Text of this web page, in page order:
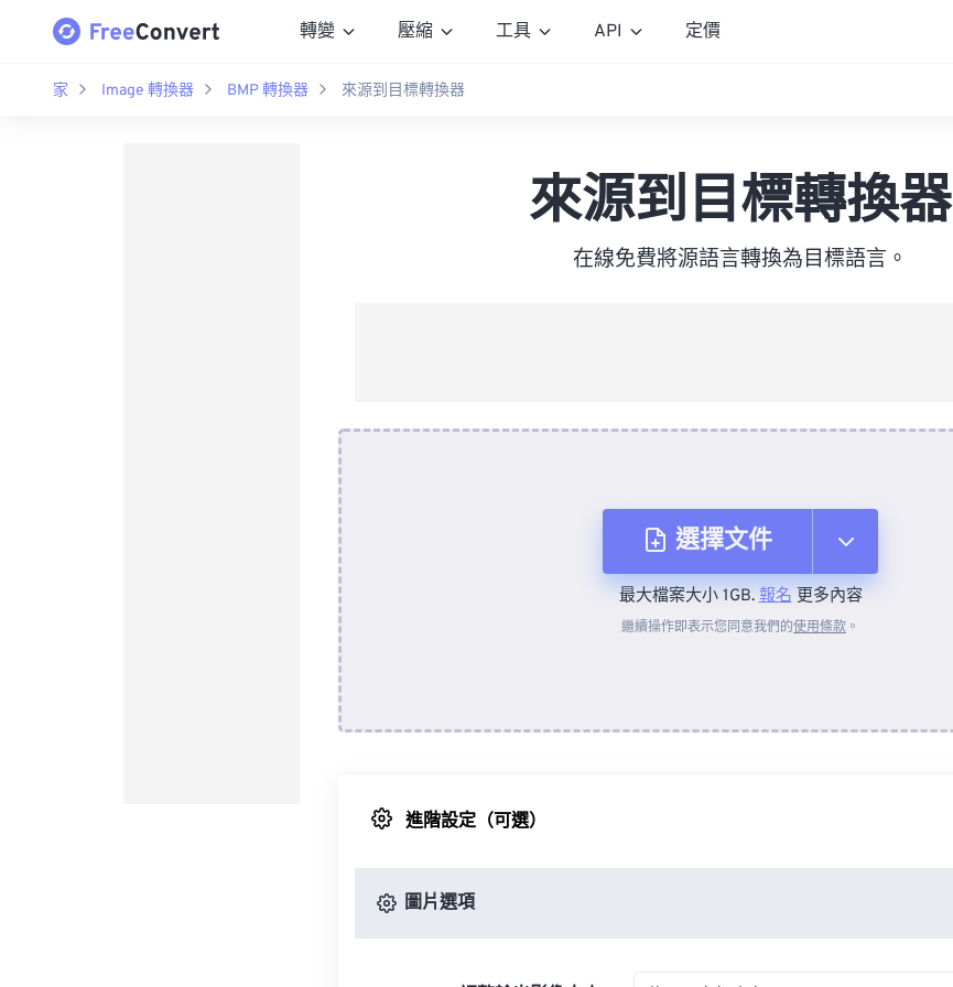
轉變 壓縮 工具 API 定價
家 Image 轉換器 BMP 轉換器 來源到目標轉換器
來源到目標轉換器
在線免費將源語言轉換為目標語言。
選擇文件
來自裝置
最大檔案大小 1GB.報名更多內容
繼續操作即表示您同意我們的使用條款 。
進階設定（可選）
圖片選項